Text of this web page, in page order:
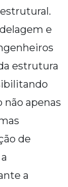
e
estrutura
não apenas
de
a